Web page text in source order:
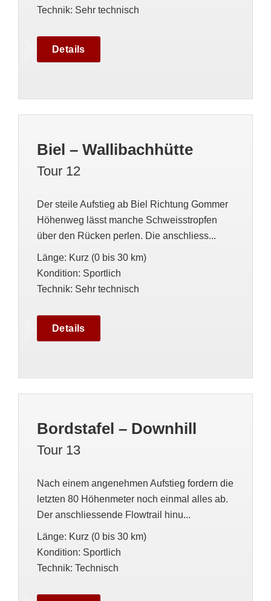
Technik: Sehr technisch
Details
Biel – Wallibachhütte
Tour 12
Der steile Aufstieg ab Biel Richtung Gommer
Höhenweg lässt manche Schweisstropfen
über den Rücken perlen. Die anschliess...
Länge: Kurz (0 bis 30 km)
Kondition: Sportlich
Technik: Sehr technisch
Details
Bordstafel – Downhill
Tour 13
Nach einem angenehmen Aufstieg fordern die
letzten 80 Höhenmeter noch einmal alles ab.
Der anschliessende Flowtrail hinu...
Länge: Kurz (0 bis 30 km)
Kondition: Sportlich
Technik: Technisch